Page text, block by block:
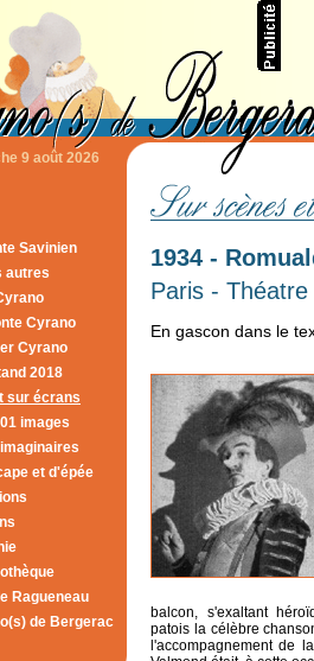
9 août 2026
Savinien
autres
Cyrano
Cyrano
2018
sur écrans
images
et d'épée
Ragueneau
de Bergerac
1934 -
Paris -
En gascon dans le
balcon, s'exaltant
patois la célèbre
l'accompagnement de